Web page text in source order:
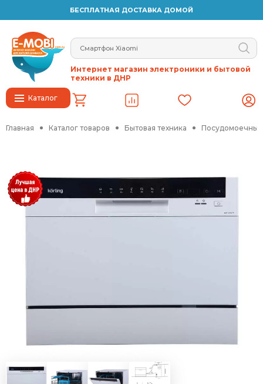
БЕСПЛАТНАЯ ДОСТАВКА ДОМОЙ
Каталог
Интернет магазин электроники и бытовой
техники в ДНР
Главная Каталог товаров Бытовая техника